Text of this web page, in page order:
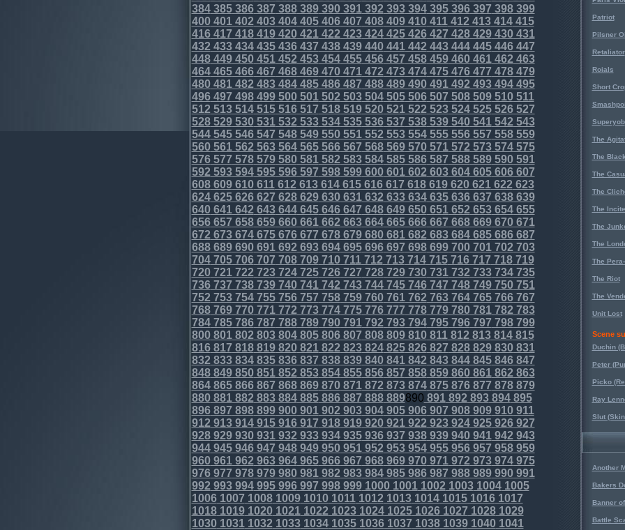
384385386387 388389390391392 393394395396397 398399
400401402 403404405406407 408409410411412 413414415
416417 418419420421422 423424425426427 428429430431
432 433434435436437 438439440441442 443444445446447
448449450451452 453454455456457 458459460461462 463
464465466467 468469470471472 473474475476477 478479
480481482 483484485486487 488489490491492 493494495
496497 498499500501502 503504505506507 508509510511
512 513514515516517 518519520521522 523524525526527
528529530531532 533534535536537 538539540541542 543
544545546547 548549550551552 553554555556557 558559
560561562 563564565566567 568569570571572 573574575
576577 578579580581582 583584585586587 588589590591
592 593594595596597 598599600601602 603604605606607
608609610611612 613614615616617 618619620621622 623
624625626627 628629630631632 633634635636637 638639
640641642 643644645646647 648649650651652 653654655
656657 658659660661662 663664665666667 668669670671
672 673674675676677 678679680681682 683684685686687
688689690691692 693694695696697 698699700701702 703
704705706707 708709710711712 713714715716717 718719
720721722 723724725726727 728729730731732 733734735
736737 738739740741742 743744745746747 748749750751
752 753754755756757 758759760761762 763764765766767
768769770771772 773774775776777 778779780781782 783
784785786787 788789790791792 793794795796797 798799
800801802 803804805806807 808809810811812 813814815
816817 818819820821822 823824825826827 828829830831
832 833834835836837 838839840841842 843844845846847
848849850851852 853854855856857 858859860861862 863
864865866867 868869870871872 873874875876877 878879
880881882 883884885886887 888889890 891892 893894895
896897 898899900901902 903904905906907 908909910911
912 913914915916917 918919920921922 923924925926927
928929930931932 933934935936937 938939940941942 943
944945946947 948949950951952 953954955956957 958959
960961962 963964965966967 968969970971972 973974975
976977 978979980981982 983984985986987 988989990991
992 993994995996997 998999100010011002 100310041005
10061007 10081009101010111012 10131014101510161017
10181019102010211022 10231024102510261027 10281029
103010311032 10331034103510361037 1038103910401041
Patriot
Pilsner
Retaliator
Roials
Short
Superyob
The
The
The
The
The
The
The
The
The Riot
The
Unit Lost
Scene
Duchin
Peter
Picko
Ray
Slut
Another
Bakers
Banner
Battle